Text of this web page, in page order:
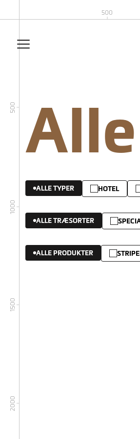
500
500
1000
1500
2000
ALLE TYPER HOTEL
ALLE TRÆSORTER
ALLE PRODUKTER